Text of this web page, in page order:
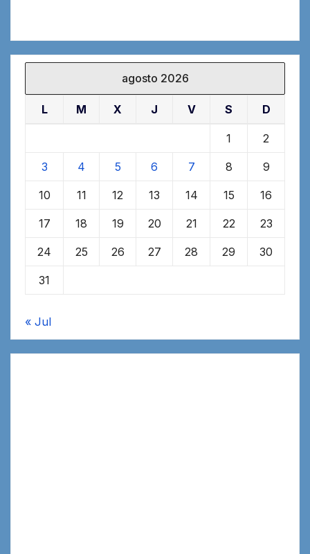
agosto 2026
L M X J V S D
1 2
3 4 5 6 7 8 9
10 11 12 13 14 15 16
17 18 19 20 21 22 23
24 25 26 27 28 29 30
31
« Jul